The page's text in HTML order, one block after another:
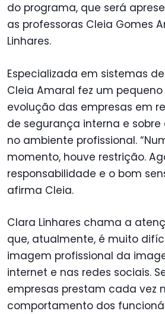
do programa, que será
as professoras Cleia Gomes
Linhares.
Especializada em sistemas
Cleia Amaral fez um
evolução das empresas em
de segurança interna e
no ambiente profissional.
momento, houve restrição.
responsabilidade e o bom
afirma Cleia.
Clara Linhares chama a
que, atualmente, é muito
imagem profissional da
internet e nas redes sociais.
empresas prestam cada vez
comportamento dos